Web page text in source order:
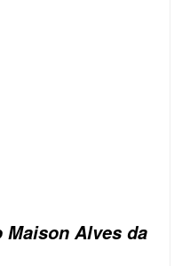
Maison Alves da